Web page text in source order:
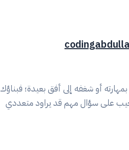
أو شغفه إلى أفق بعيدة؛ فبناؤك
على سؤال مهم قد يراود متعددي